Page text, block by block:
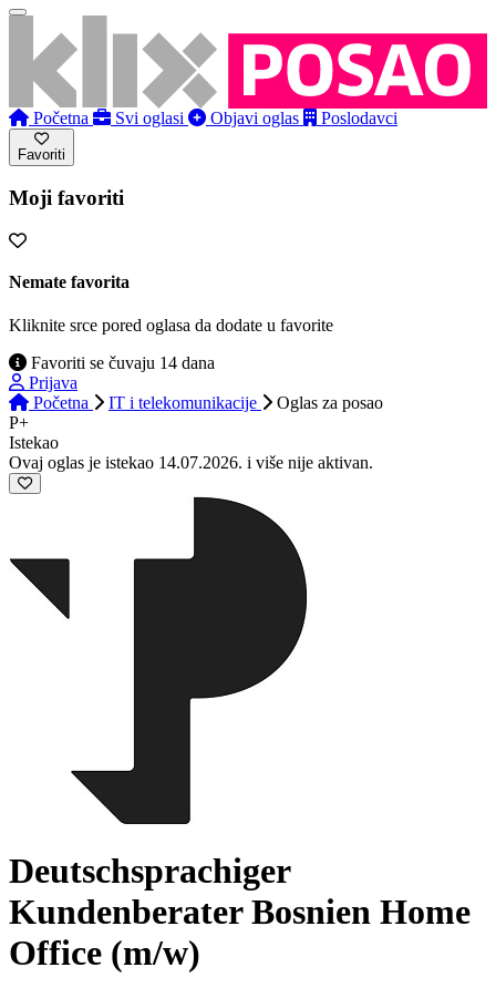
Početna Svi oglasi Objavi oglas Poslodavci
Favoriti
Moji favoriti
Nemate favorita
Kliknite srce pored oglasa da dodate u favorite
Favoriti se čuvaju 14 dana
Prijava
Početna
IT i telekomunikacije Oglas za posao
P+
Istekao
Ovaj oglas je istekao 14.07.2026. i više nije aktivan.
Deutschsprachiger
Kundenberater Bosnien Home
Office (m/w)